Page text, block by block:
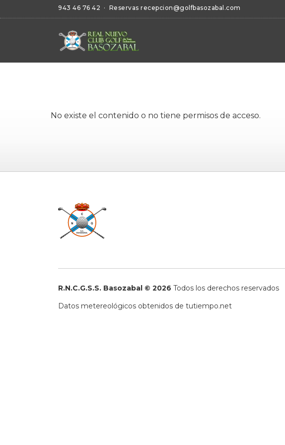
943 46 76 42 · Reservas recepcion@golfbasozabal.com
No existe el contenido o no tiene permisos de acceso.
R.N.C.G.S.S. Basozabal © 2026 Todos los derechos reservados
Datos metereológicos obtenidos de tutiempo.net